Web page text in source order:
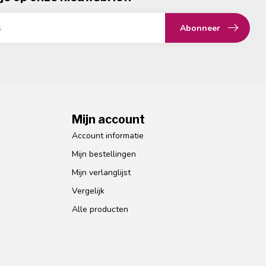
Abonneer
Mijn account
Account informatie
Mijn bestellingen
Mijn verlanglijst
Vergelijk
Alle producten